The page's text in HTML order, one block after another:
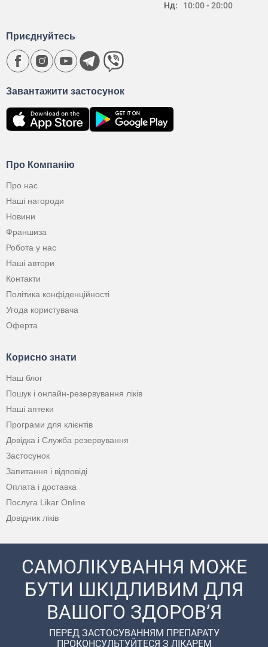
Нд:
10:00 - 20:00
Про Компанію
Про нас
Наші нагороди
Новини
Франшиза
Робота у нас
Наші автори
Контакти
Політика конфіденційності
Угода користувача
Оферта
Корисно знати
Наш блог
Пошук і онлайн-резервування ліків
Наші аптеки
Програми для клієнтів
Довідка і Служба резервування
Застосунок
Запитання і відповіді
Оплата і доставка
Послуга Likar Online
Довідник ліків
Завантажити застосунок
Приєднуйтесь
САМОЛІКУВАННЯ МОЖЕ
БУТИ ШКІДЛИВИМ ДЛЯ
ВАШОГО ЗДОРОВ’Я
ПЕРЕД ЗАСТОСУВАННЯМ ПРЕПАРАТУ
ПРОКОНСУЛЬТУЙТЕСЯ З ЛІКАРЕМ